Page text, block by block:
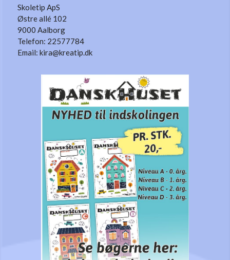
Skoletip ApS
Østre allé 102
9000 Aalborg
Telefon: 22577784
Email: kira@kreatip.dk